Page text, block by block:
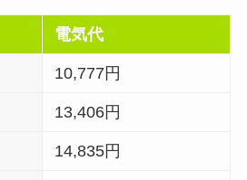
電気代
10,777円
13,406円
14,835円